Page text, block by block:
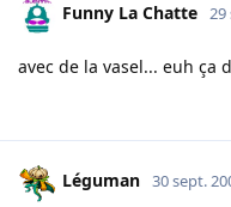
Funny La Chatte 29
avec de la vasel... euh ça
Léguman 30 sept.